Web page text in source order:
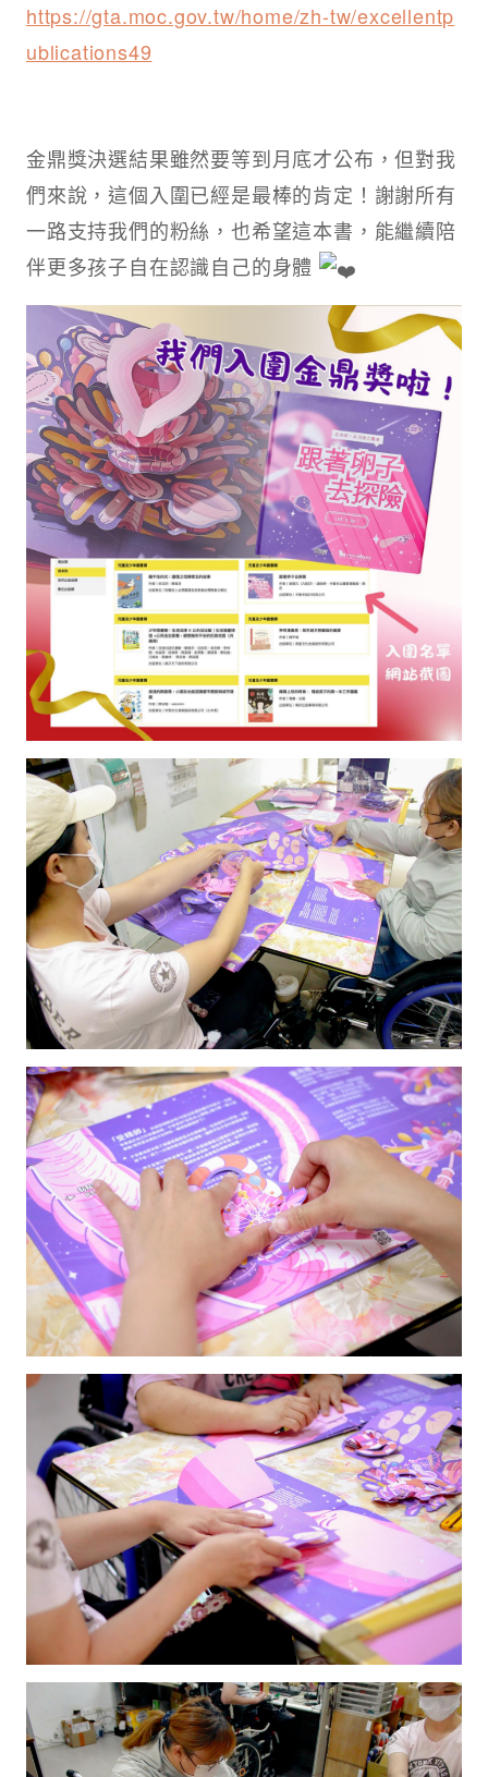
https://gta.moc.gov.tw/home/zh-tw/excellentp
ublications49
金鼎獎決選結果雖然要等到月底才公布，但對我
們來說，這個入圍已經是最棒的肯定！謝謝所有
一路支持我們的粉絲，也希望這本書，能繼續陪
伴更多孩子自在認識自己的身體